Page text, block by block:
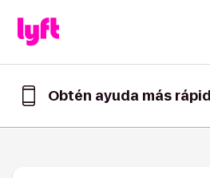
Obtén ayuda más